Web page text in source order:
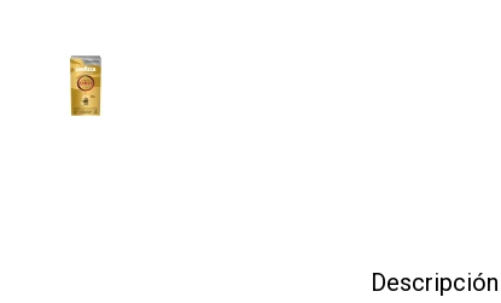
Descripción